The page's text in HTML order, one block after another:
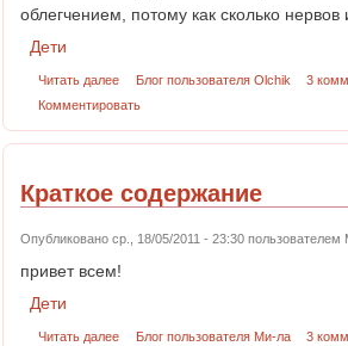
облегчением, потому как сколько нервов
Дети
Читать далее Блог пользователя Olchik
3
Комментировать
Краткое содержание
Опубликовано ср., 18/05/2011 - 23:30 пользователем
привет всем!
Дети
Читать далее Блог пользователя Ми-ла
3